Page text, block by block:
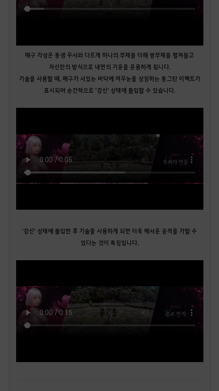
매구 각성은 동생 우사와 다르게 하나의 부채를 더해 쌍부채를 펼쳐들고
자신만의 방식으로 내면의 기운을 운용하게 됩니다.
기술을 사용할 때, 매구가 서있는 바닥에 여우눈을 상징하는 동그란 이펙트가
표시되며 순간적으로 '강신' 상태에 돌입할 수 있습니다.
'강신' 상태에 돌입한 후 기술을 사용하게 되면 더욱 매서운 공격을 가할 수
있다는 것이 특징입니다.